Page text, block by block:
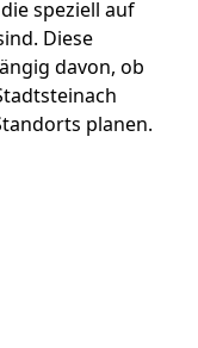
speziell auf
Diese
davon, ob
planen.